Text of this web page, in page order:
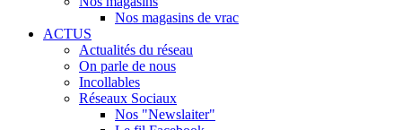
Nos magasins de vrac
ACTUS
Actualités du réseau
On parle de nous
Incollables
Réseaux Sociaux
Nos "Newslaiter"